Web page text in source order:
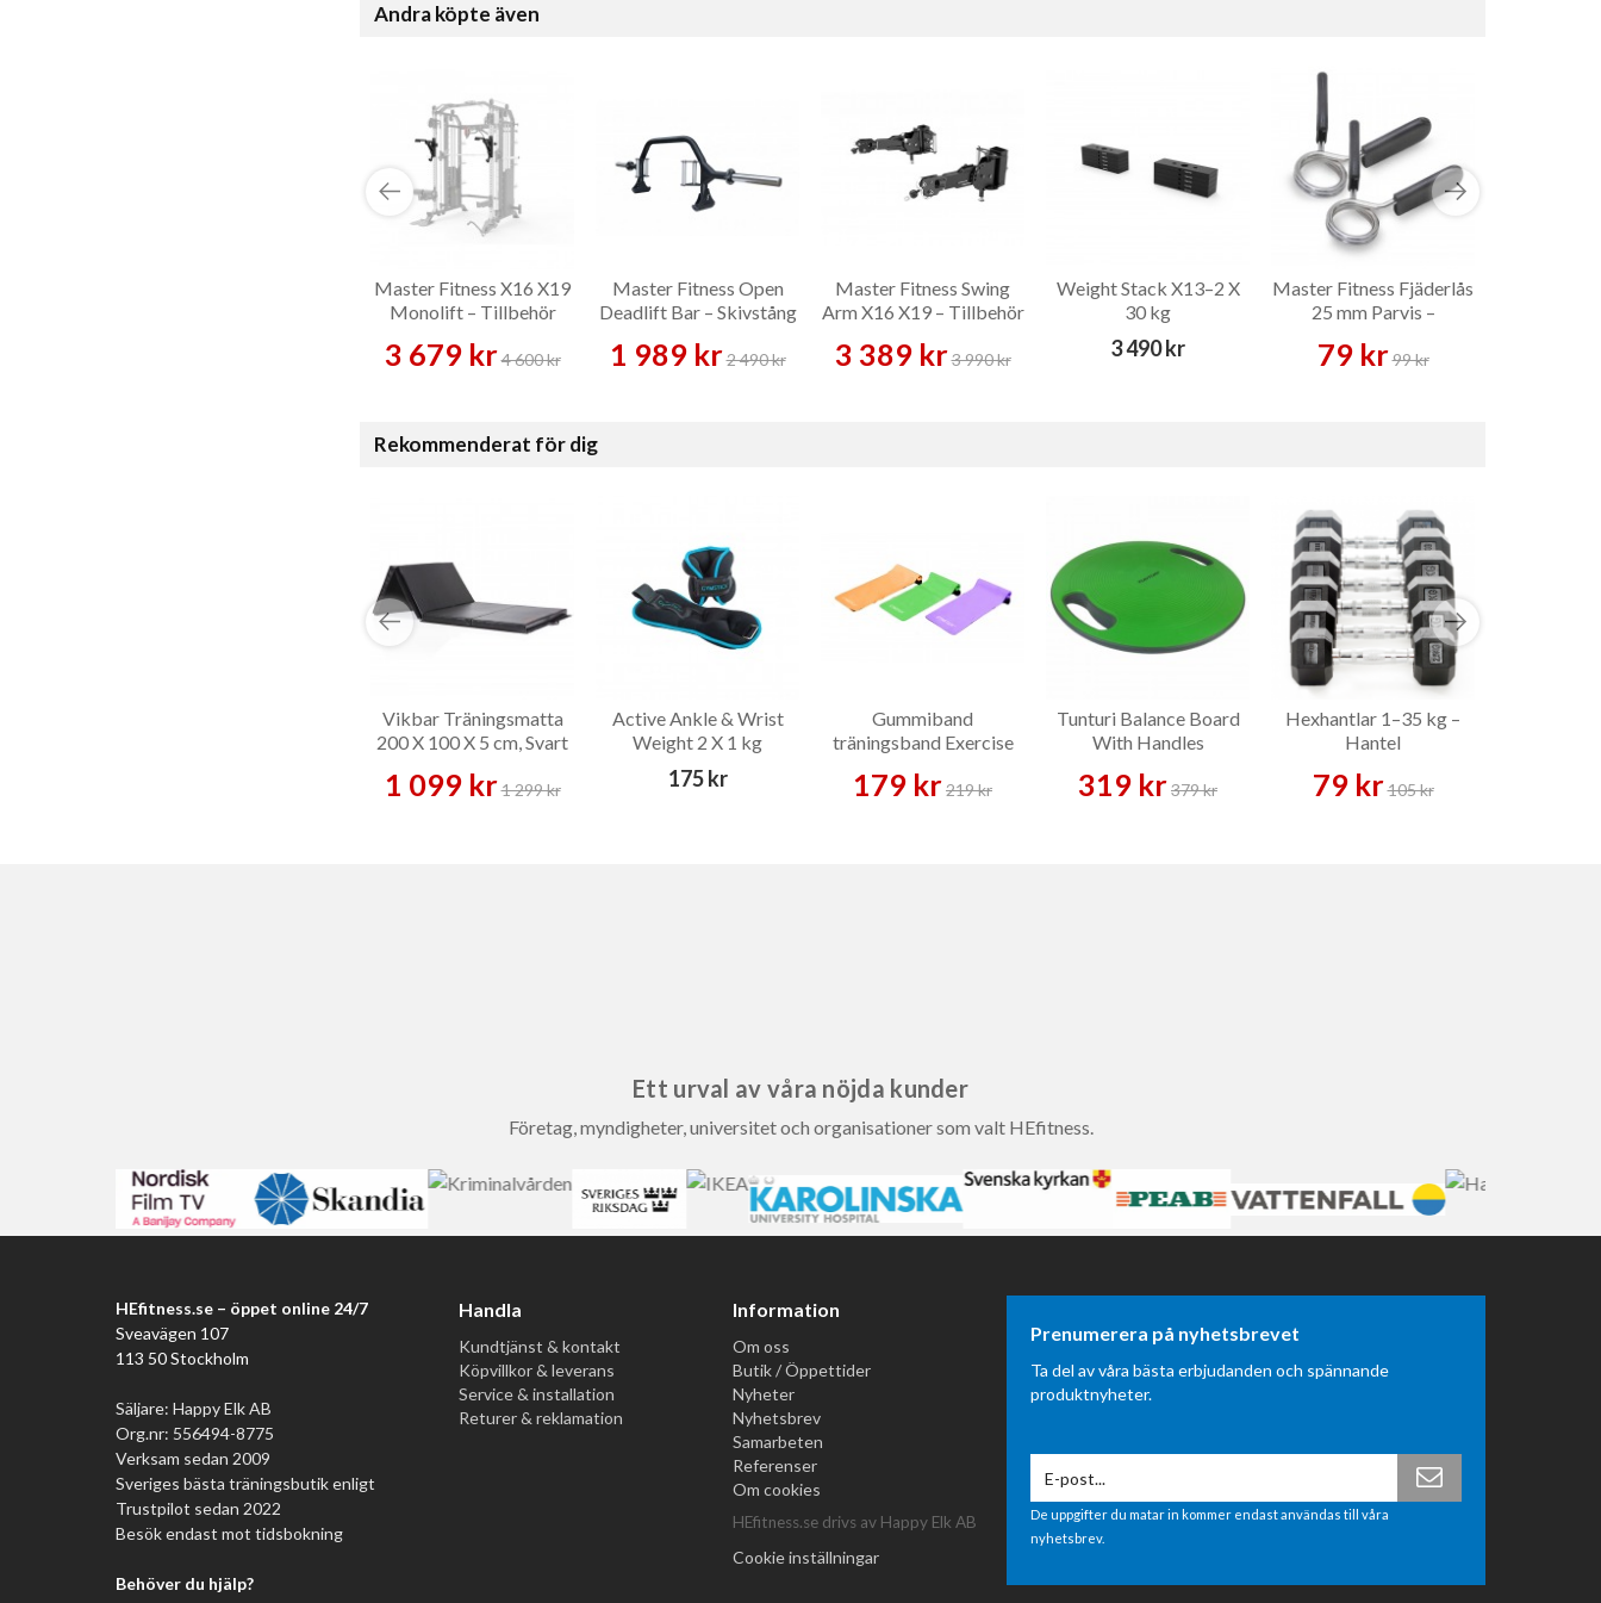
Andra köpte även
Master Fitness X16 X19
Monolift – Tillbehör
3 679 kr4 600 kr
Master Fitness Open
Deadlift Bar – Skivstång
1 989 kr2 490 kr
Master Fitness Swing
Arm X16 X19 – Tillbehör
3 389 kr3 990 kr
Weight Stack X13–2 X
30 kg
3 490 kr
Master Fitness Fjäderlås
25 mm Parvis –
79 kr99 kr
Rekommenderat för dig
Vikbar Träningsmatta
200 X 100 X 5 cm, Svart
1 099 kr1 299 kr
Active Ankle & Wrist
Weight 2 X 1 kg
175 kr
Gummiband
träningsband Exercise
179 kr219 kr
Tunturi Balance Board
With Handles
319 kr379 kr
Hexhantlar 1–35 kg –
Hantel
79 kr105 kr
Ett urval av våra nöjda kunder
Företag, myndigheter, universitet och organisationer som valt HEfitness.
HEfitness.se – öppet online 24/7
Sveavägen 107
113 50 Stockholm
Säljare: Happy Elk AB
Org.nr: 556494-8775
Verksam sedan 2009
Sveriges bästa träningsbutik enligt
Trustpilot sedan 2022
Besök endast mot tidsbokning
Behöver du hjälp?
Handla
Kundtjänst & kontakt
Köpvillkor & leverans
Service & installation
Returer & reklamation
Information
Om oss
Butik / Öppettider
Nyheter
Nyhetsbrev
Samarbeten
Referenser
Om cookies
HEfitness.se drivs av Happy Elk AB
Cookie inställningar
Prenumerera på nyhetsbrevet
Ta del av våra bästa erbjudanden och spännande
produktnyheter.
De uppgifter du matar in kommer endast användas till våra
nyhetsbrev.